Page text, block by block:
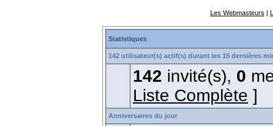
Les Webmasteurs |
Statistiques
142 utilisateur(s) actif(s) durant les 15 dernières
142 invité(s), 0
Liste Complète ]
Anniversaires du jour